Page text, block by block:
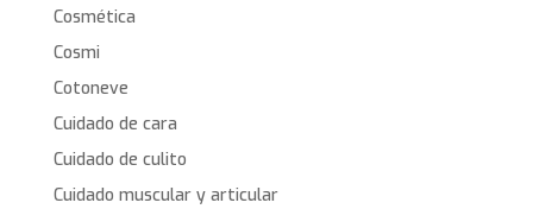
Cosmética
Cosmi
Cotoneve
Cuidado de cara
Cuidado de culito
Cuidado muscular y articular